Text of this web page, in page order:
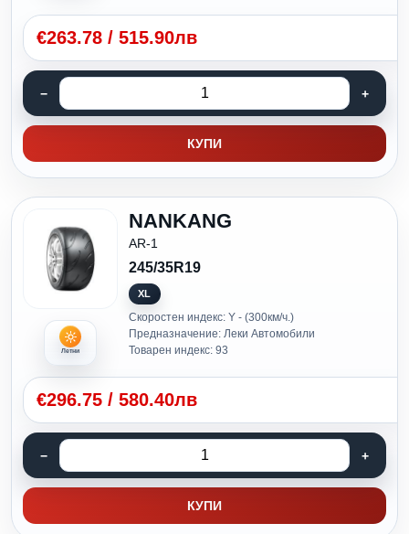
€263.78 / 515.90лв
КУПИ
Летни
NANKANG
AR-1
245/35R19
XL
Скоростен индекс: Y - (300км/ч.)
Предназначение: Леки Автомобили
Товарен индекс: 93
€296.75 / 580.40лв
КУПИ